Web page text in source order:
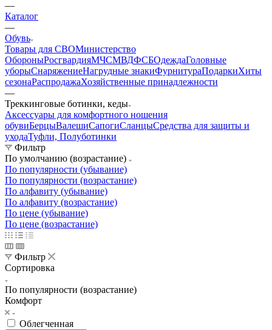
—
Каталог
—
Обувь
Товары для СВОМинистерство
ОбороныРосгвардияМЧСМВДФСБОдеждаГоловные
уборыСнаряжениеНагрудные знакиФурнитураПодаркиХиты
сезонаРаспродажаХозяйственные принадлежности
—
Треккинговые ботинки, кеды
Аксессуары для комфортного ношения
обувиБерцыВалешиСапогиСланцыСредства для защиты и
уходаТуфли, Полуботинки
Фильтр
По умолчанию (возрастание)
По популярности (убывание)
По популярности (возрастание)
По алфавиту (убывание)
По алфавиту (возрастание)
По цене (убывание)
По цене (возрастание)
Фильтр
Сортировка
По популярности (возрастание)
Комфорт
Облегченная